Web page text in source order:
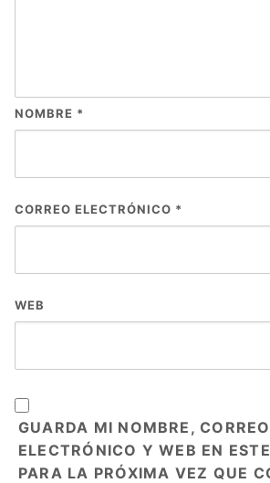
NOMBRE *
CORREO ELECTRÓNICO *
WEB
GUARDA MI NOMBRE, CORREO
ELECTRÓNICO Y WEB EN
PARA LA PRÓXIMA VEZ QUE